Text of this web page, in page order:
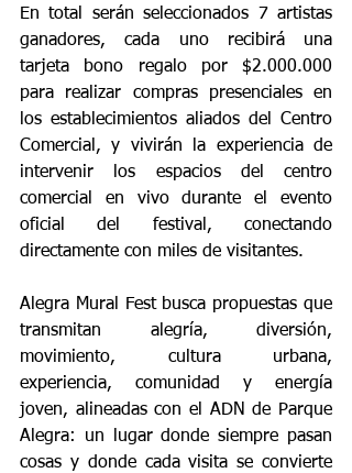
En total serán seleccionados 7 artistas
ganadores, cada uno recibirá una
tarjeta bono regalo por $2.000.000
para realizar compras presenciales en
los establecimientos aliados del Centro
Comercial, y vivirán la experiencia de
intervenir los espacios del centro
comercial en vivo durante el evento
oficial del festival, conectando
directamente con miles de visitantes.
Alegra Mural Fest busca propuestas que
transmitan alegría, diversión,
movimiento, cultura urbana,
experiencia, comunidad y energía
joven, alineadas con el ADN de Parque
Alegra: un lugar donde siempre pasan
cosas y donde cada visita se convierte